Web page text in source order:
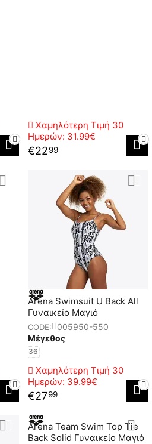
Χαμηλότερη Τιμή 30
Ημερών: 31.99€
€2299
Arena Swimsuit U Back All
Γυναικείο Μαγιό
CODE:
005950-550
Μέγεθος
36
Χαμηλότερη Τιμή 30
Ημερών: 39.99€
€2799
Arena Team Swim Top Tie
Back Solid Γυναικείο Μαγιό